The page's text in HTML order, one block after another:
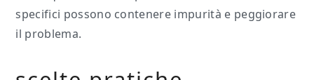
specifici possono contenere impurità e peggiorare
il problema.